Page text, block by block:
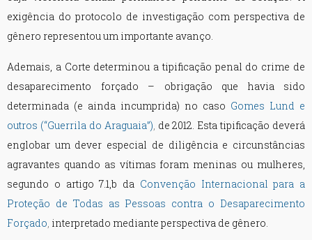
exigência do protocolo de investigação com perspectiva de
gênero representou um importante avanço.
Ademais, a Corte determinou a tipificação penal do crime de
desaparecimento forçado – obrigação que havia sido
determinada (e ainda incumprida) no caso Gomes Lund e
outros (“Guerrila do Araguaia”), de 2012. Esta tipificação deverá
englobar um dever especial de diligência e circunstâncias
agravantes quando as vítimas foram meninas ou mulheres,
segundo o artigo 7.1,b da Convenção Internacional para a
Proteção de Todas as Pessoas contra o Desaparecimento
Forçado, interpretado mediante perspectiva de gênero.